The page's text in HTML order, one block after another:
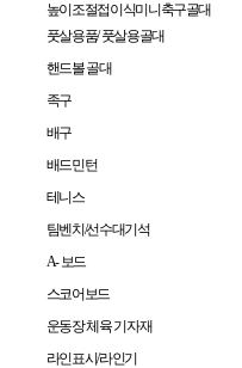
높이조절접이식미니축구골대
풋살용품/ 풋살용골대
핸드볼 골대
족구
배구
배드민턴
테니스
팀벤치/선수대기석
A- 보드
스코어보드
운동장 체육 기자재
라인표시/라인기